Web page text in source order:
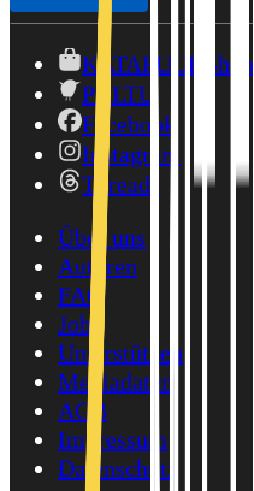
KATAPULT-Shop
PULTU
Facebook
Instagram
Threads
Über uns
Autoren
FAQ
Jobs
Unterstützen
Mediadaten
AGB
Impressum
Datenschutz